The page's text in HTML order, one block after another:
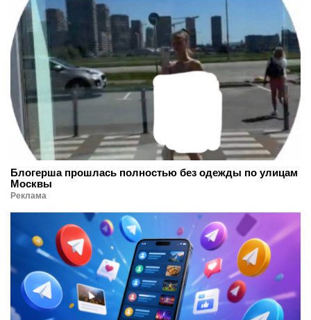
Блогерша прошлась полностью без одежды по улицам
Москвы
Реклама